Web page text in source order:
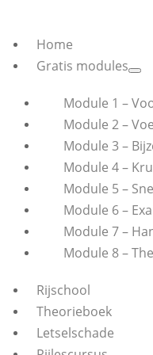
Home
Gratis modules
Module 1 –
Module 2 –
Module 3 –
Module 4 –
Module 5 –
Module 6 –
Module 7 –
Module 8 –
Rijschool
Theorieboek
Letselschade